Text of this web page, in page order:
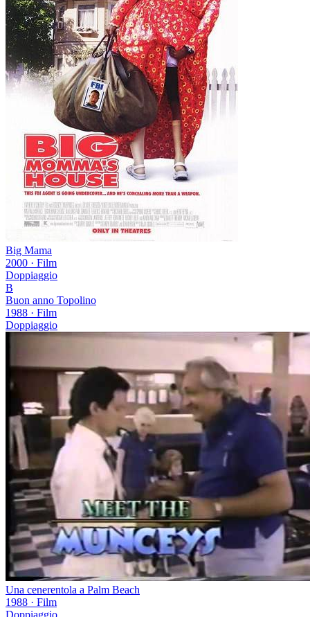
Big Mama
2000 · Film
Doppiaggio
B
Buon anno Topolino
1988 · Film
Doppiaggio
Una cenerentola a Palm Beach
1988 · Film
Doppiaggio